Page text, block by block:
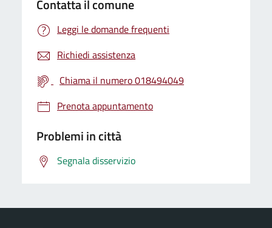
Contatta il comune
Leggi le domande frequenti
Richiedi assistenza
Chiama il numero 018494049
Prenota appuntamento
Problemi in città
Segnala disservizio